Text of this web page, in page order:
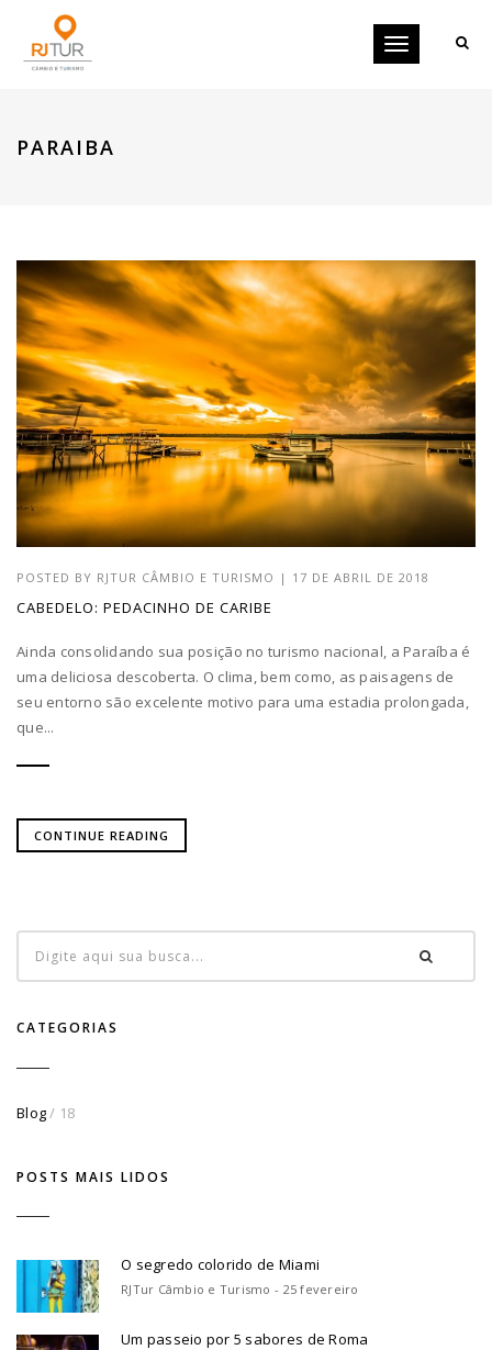
Toggle
PARAIBA
POSTED BY RJTUR CÂMBIO E TURISMO | 17 DE ABRIL DE 2018
CABEDELO: PEDACINHO DE CARIBE
Ainda consolidando sua posição no turismo nacional, a Paraíba é
uma deliciosa descoberta. O clima, bem como, as paisagens de
seu entorno são excelente motivo para uma estadia prolongada,
que...
CONTINUE READING
CATEGORIAS
Blog/ 18
POSTS MAIS LIDOS
O segredo colorido de Miami
RJTur Câmbio e Turismo - 25 fevereiro
Um passeio por 5 sabores de Roma